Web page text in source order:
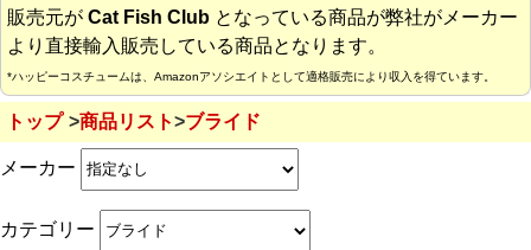
販売元が Cat Fish Club となっている商品が弊社がメーカー
より直接輸入販売している商品となります。
*ハッピーコスチュームは、Amazonアソシエイトとして適格販売により収入を得ています。
トップ 商品リスト ブライド
メーカー
カテゴリー